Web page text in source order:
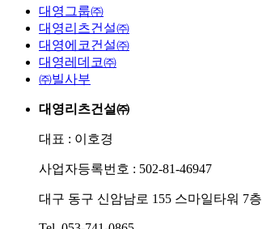
대영그룹㈜
대영리츠건설㈜
대영에코건설㈜
대영레데코㈜
㈜빌사부
대영리츠건설㈜
대표 : 이호경
사업자등록번호 : 502-81-46947
대구 동구 신암남로 155 스마일타워 7층